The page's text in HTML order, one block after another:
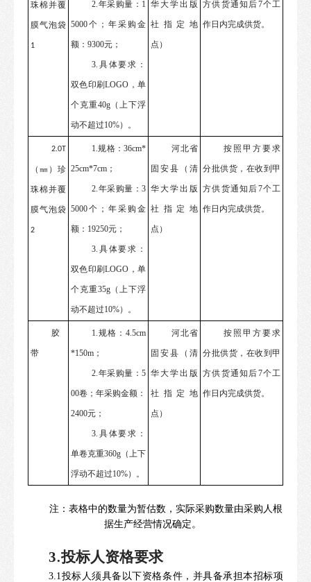
珠棉并覆
膜气泡袋
1
2.年采购量：1
5000个；年采购金
额：9300元；
3.具体要求：
双色印刷LOGO，单
个克重40g（上下浮
动不超过10%） 。
华大学出版
社指定地
点）
方供货通知后7个工
作日内完成供货。
2.0T
（㎜）珍
珠棉并覆
膜气泡袋
2
1.规格：36cm*
25cm*7cm；
2.年采购量：3
5000个；年采购金
额：19250元；
3.具体要求：
双色印刷LOGO，单
个克重35g（上下浮
动不超过10%） 。
河北省
固安县（清
华大学出版
社指定地
点）
按照甲方要求
分批供货，在收到甲
方供货通知后7个工
作日内完成供货。
胶
带
1.规格：4.5cm
*150m；
2.年采购量：5
00卷；年采购金额：
2400元；
3.具体要求：
单卷克重360g（上下
浮动不超过10%） 。
河北省
固安县（清
华大学出版
社指定地
点）
按照甲方要求
分批供货，在收到甲
方供货通知后7个工
作日内完成供货。
注：表格中的数量为暂估数，实际采购数量由采购人根
据生产经营情况确定。
3.投标人资格要求
3.1投标人须具备 以下资格条件，并具备承担本招标项